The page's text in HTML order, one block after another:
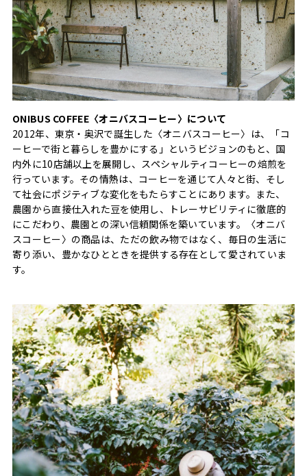
ONIBUS COFFEE〈オニバスコーヒー〉について
2012年、東京・奥沢で誕生した〈オニバスコーヒー〉は、「コ
ーヒーで街と暮らしを豊かにする」というビジョンのもと、国
内外に10店舗以上を展開し、スペシャルティコーヒーの焙煎を
行っています。その情熱は、コーヒーを通じて人々と街、そし
て社会にポジティブな変化をもたらすことにあります。また、
農園から直接仕入れた豆を使用し、トレーサビリティに徹底的
にこだわり、農園との深い信頼関係を築いています。〈オニバ
スコーヒー〉の商品は、ただの飲み物ではなく、毎日の生活に
寄り添い、豊かなひとときを提供する存在として愛されていま
す。